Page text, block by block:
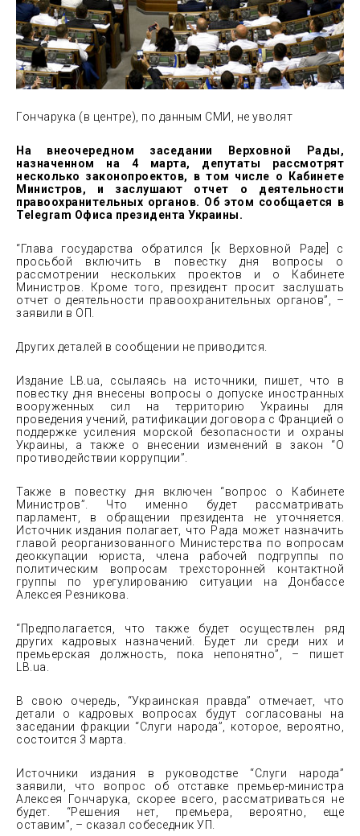
Гончарука (в центре), по данным СМИ, не уволят
На внеочередном заседании Верховной Рады,
назначенном на 4 марта, депутаты рассмотрят
несколько законопроектов, в том числе о Кабинете
Министров, и заслушают отчет о деятельности
правоохранительных органов. Об этом сообщается в
Telegram Офиса президента Украины.
“Глава государства обратился [к Верховной Раде] с
просьбой включить в повестку дня вопросы о
рассмотрении нескольких проектов и о Кабинете
Министров. Кроме того, президент просит заслушать
отчет о деятельности правоохранительных органов”, –
заявили в ОП.
Других деталей в сообщении не приводится.
Издание LB.ua, ссылаясь на источники, пишет, что в
повестку дня внесены вопросы о допуске иностранных
вооруженных сил на территорию Украины для
проведения учений, ратификации договора с Францией о
поддержке усиления морской безопасности и охраны
Украины, а также о внесении изменений в закон “О
противодействии коррупции”.
Также в повестку дня включен “вопрос о Кабинете
Министров”. Что именно будет рассматривать
парламент, в обращении президента не уточняется.
Источник издания полагает, что Рада может назначить
главой реорганизованного Министерства по вопросам
деоккупации юриста, члена рабочей подгруппы по
политическим вопросам трехсторонней контактной
группы по урегулированию ситуации на Донбассе
Алексея Резникова.
“Предполагается, что также будет осуществлен ряд
других кадровых назначений. Будет ли среди них и
премьерская должность, пока непонятно”, – пишет
LB.ua.
В свою очередь, “Украинская правда” отмечает, что
детали о кадровых вопросах будут согласованы на
заседании фракции “Слуги народа”, которое, вероятно,
состоится 3 марта.
Источники издания в руководстве “Слуги народа”
заявили, что вопрос об отставке премьер-министра
Алексея Гончарука, скорее всего, рассматриваться не
будет. “Решения нет, премьера, вероятно, еще
оставим”, – сказал собеседник УП.